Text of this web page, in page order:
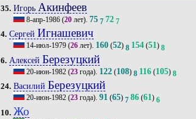
35. Игорь Акинфеев
8-апр-1986 (20 лет).75 7 72 7
4. СергейИгнашевич
14-июл-1979 (26 лет). 160 (52) 8 154 (51) 8
6. Алексей Березуцкий
20-июн-1982 (23 года). 122 (108) 8 116 (105) 8
24. Василий Березуцкий
20-июн-1982 (23 года).91 (65) 7 86 (61) 6
10. Жо